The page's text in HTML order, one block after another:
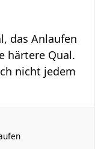
das Anlaufen
härtere Qual.
nicht jedem